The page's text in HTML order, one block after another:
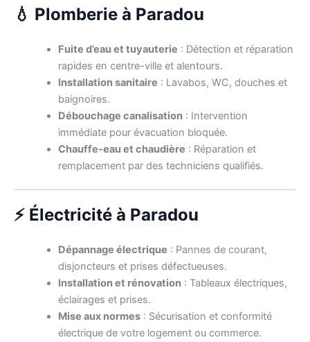
💧 Plomberie à Paradou
Fuite d’eau et tuyauterie : Détection et réparation
rapides en centre-ville et alentours.
Installation sanitaire : Lavabos, WC, douches et
baignoires.
Débouchage canalisation: Intervention
immédiate pour évacuation bloquée.
Chauffe-eau et chaudière : Réparation et
remplacement par des techniciens qualifiés.
⚡ Électricité à Paradou
Dépannage électrique : Pannes de courant,
disjoncteurs et prises défectueuses.
Installation et rénovation: Tableaux électriques,
éclairages et prises.
Mise aux normes: Sécurisation et conformité
électrique de votre logement ou commerce.